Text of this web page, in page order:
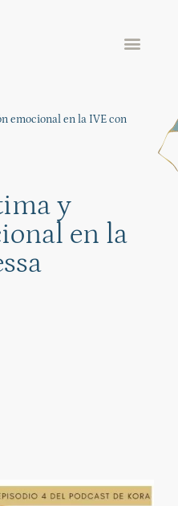
emocional en la IVE con
y
en la